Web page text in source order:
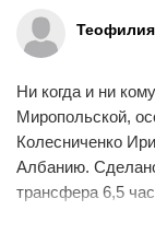
на высшем уровне!
Мне нравится
Ни когда и ни
Миропольской,
Колесниченко
Албанию.
трансфера 6,5
Черногорию, а